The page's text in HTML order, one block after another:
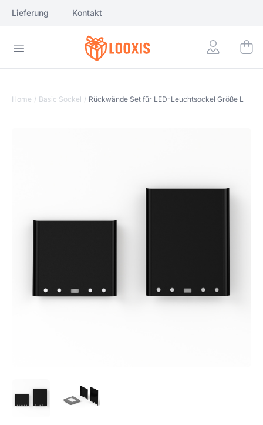
Lieferung Kontakt
Home / Basic Sockel / Rückwände Set für LED-Leuchtsockel Größe L